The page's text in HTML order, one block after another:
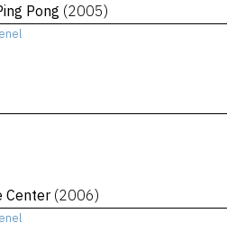
Pong (2005)
Center (2006)